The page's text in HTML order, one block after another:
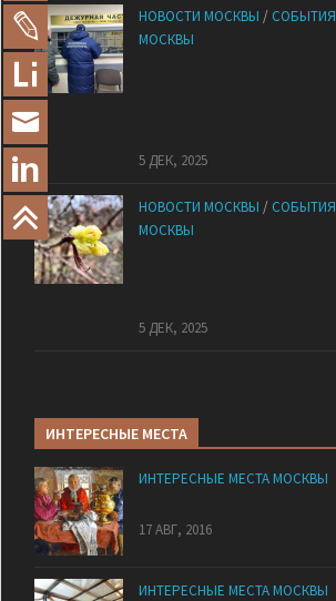
НОВОСТИ МОСКВЫ / СОБЫТИЯ
МОСКВЫ
5 ДЕК, 2025
НОВОСТИ МОСКВЫ / СОБЫТИЯ
МОСКВЫ
5 ДЕК, 2025
ИНТЕРЕСНЫЕ МЕСТА
ИНТЕРЕСНЫЕ МЕСТА МОСКВЫ
17 АВГ, 2016
ИНТЕРЕСНЫЕ МЕСТА МОСКВЫ